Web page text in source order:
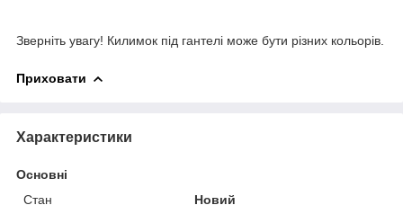
Зверніть увагу! Килимок під гантелі може бути різних кольорів.
Приховати
Характеристики
Основні
Стан
Новий